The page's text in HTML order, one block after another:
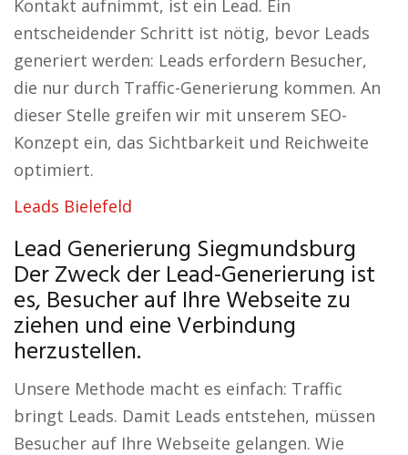
Kontakt aufnimmt, ist ein Lead. Ein
entscheidender Schritt ist nötig, bevor Leads
generiert werden: Leads erfordern Besucher,
die nur durch Traffic-Generierung kommen. An
dieser Stelle greifen wir mit unserem SEO-
Konzept ein, das Sichtbarkeit und Reichweite
optimiert.
Leads Bielefeld
Lead Generierung Siegmundsburg
Der Zweck der Lead-Generierung ist
es, Besucher auf Ihre Webseite zu
ziehen und eine Verbindung
herzustellen.
Unsere Methode macht es einfach: Traffic
bringt Leads. Damit Leads entstehen, müssen
Besucher auf Ihre Webseite gelangen. Wie